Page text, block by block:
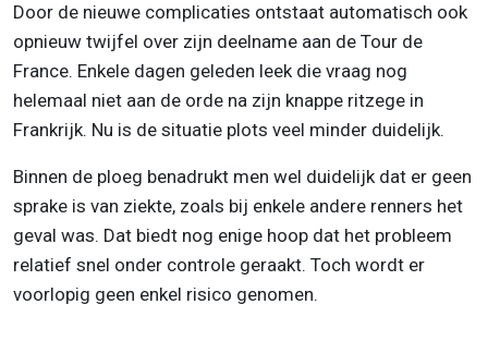
Door de nieuwe complicaties ontstaat automatisch ook
opnieuw twijfel over zijn deelname aan de Tour de
France. Enkele dagen geleden leek die vraag nog
helemaal niet aan de orde na zijn knappe ritzege in
Frankrijk. Nu is de situatie plots veel minder duidelijk.
Binnen de ploeg benadrukt men wel duidelijk dat er geen
sprake is van ziekte, zoals bij enkele andere renners het
geval was. Dat biedt nog enige hoop dat het probleem
relatief snel onder controle geraakt. Toch wordt er
voorlopig geen enkel risico genomen.